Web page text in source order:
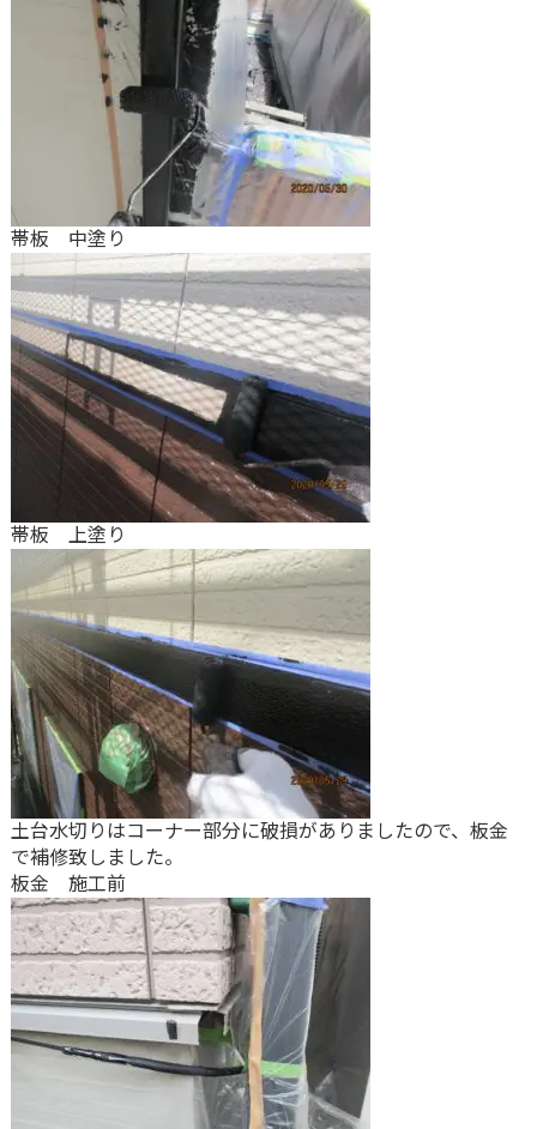
帯板 中塗り
帯板 上塗り
土台水切りはコーナー部分に破損がありましたので、板金
で補修致しました。
板金 施工前